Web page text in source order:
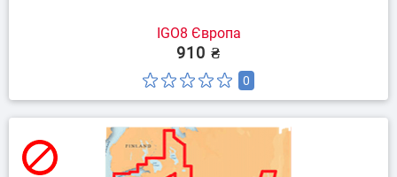
IGO8 Європа
910 ₴
0